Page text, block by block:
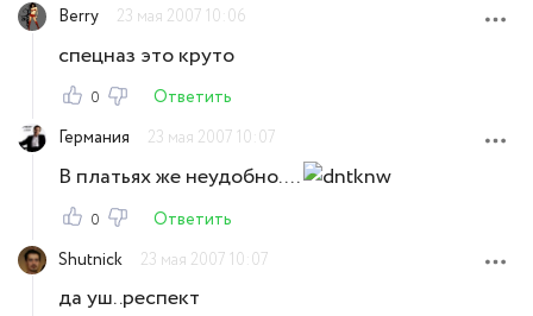
Berry 23 мая 2007 10:06
спецназ это круто
0
Ответить
Германия
23 мая 2007 10:07
В платьях же неудобно....
0
Ответить
Shutnick
23 мая 2007 10:07
да уш..респект